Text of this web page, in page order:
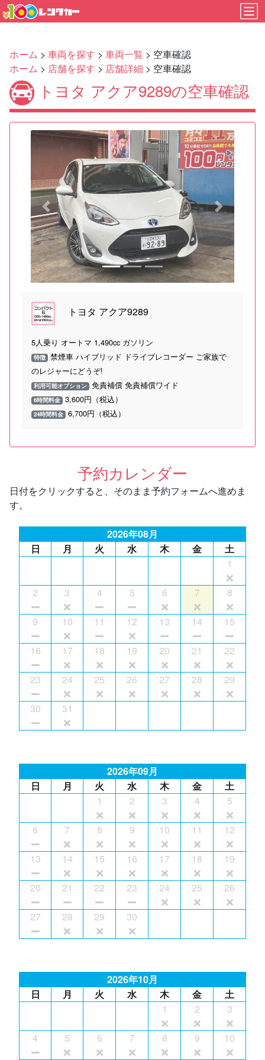
ホーム > 車両を探す > 車両一覧 > 空車確認
ホーム > 店舗を探す > 店舗詳細 > 空車確認
トヨタ アクア9289の空車確認
Previous Next
トヨタ アクア9289
5人乗り オートマ 1,490cc ガソリン
特徴 禁煙車 ハイブリッド ドライブレコーダー ご家族で
のレジャーにどうぞ!
利用可能オプション 免責補償 免責補償ワイド
6時間料金 3,600円（税込）
24時間料金 6,700円（税込）
予約カレンダー
日付をクリックすると、そのまま予約フォームへ進めま
す。
2026年08月
日
月 火 水 木 金
土
1
2 3 4 5 6 7 8
9 10 11 12 13 14 15
16 17 18 19 20 21 22
23 24 25 26 27 28 29
30 31
2026年09月
日
月 火 水 木 金
土
1
2 3 4 5
6 7 8 9 10 11 12
13 14 15 16 17 18 19
20 21 22 23 24 25 26
27 28 29 30
2026年10月
日
月 火 水 木 金
土
1
2 3
4 5 6 7 8 9 10